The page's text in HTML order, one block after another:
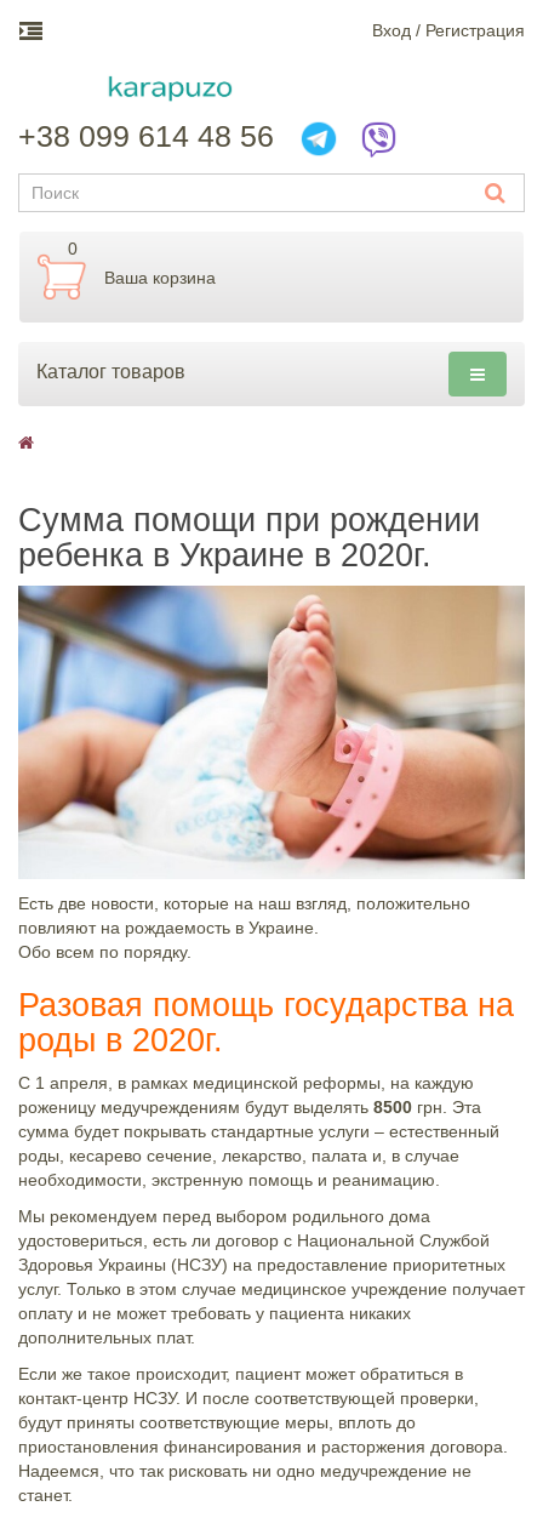
Вход / Регистрация
+38 099 614 48 56
0
Ваша корзина
Каталог товаров
Сумма помощи при рождении
ребенка в Украине в 2020г.
Есть две новости, которые на наш взгляд, положительно
повлияют на рождаемость в Украине.
Обо всем по порядку.
Разовая помощь государства на
роды в 2020г.
С 1 апреля, в рамках медицинской реформы, на каждую
роженицу медучреждениям будут выделять 8500 грн. Эта
сумма будет покрывать стандартные услуги – естественный
роды, кесарево сечение, лекарство, палата и, в случае
необходимости, экстренную помощь и реанимацию.
Мы рекомендуем перед выбором родильного дома
удостовериться, есть ли договор с Национальной Службой
Здоровья Украины (НСЗУ) на предоставление приоритетных
услуг. Только в этом случае медицинское учреждение получает
оплату и не может требовать у пациента никаких
дополнительных плат.
Если же такое происходит, пациент может обратиться в
контакт-центр НСЗУ. И после соответствующей проверки,
будут приняты соответствующие меры, вплоть до
приостановления финансирования и расторжения договора.
Надеемся, что так рисковать ни одно медучреждение не
станет.